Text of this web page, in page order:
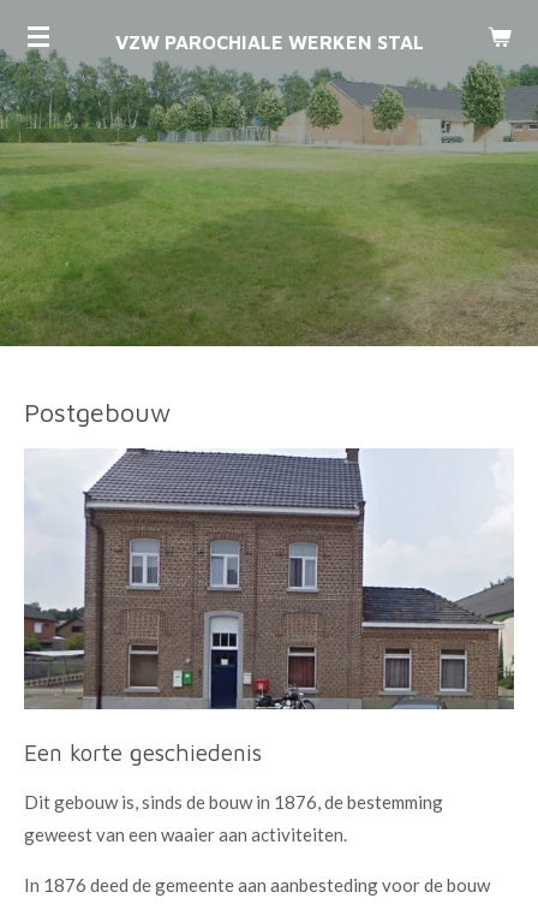
Ga
direct
naar
de
hoofdinhoud
VZW PAROCHIALE WERKEN STAL
Postgebouw
Een korte geschiedenis
Dit gebouw is, sinds de bouw in 1876, de bestemming
geweest van een waaier aan activiteiten.
In 1876 deed de gemeente aan aanbesteding voor de bouw